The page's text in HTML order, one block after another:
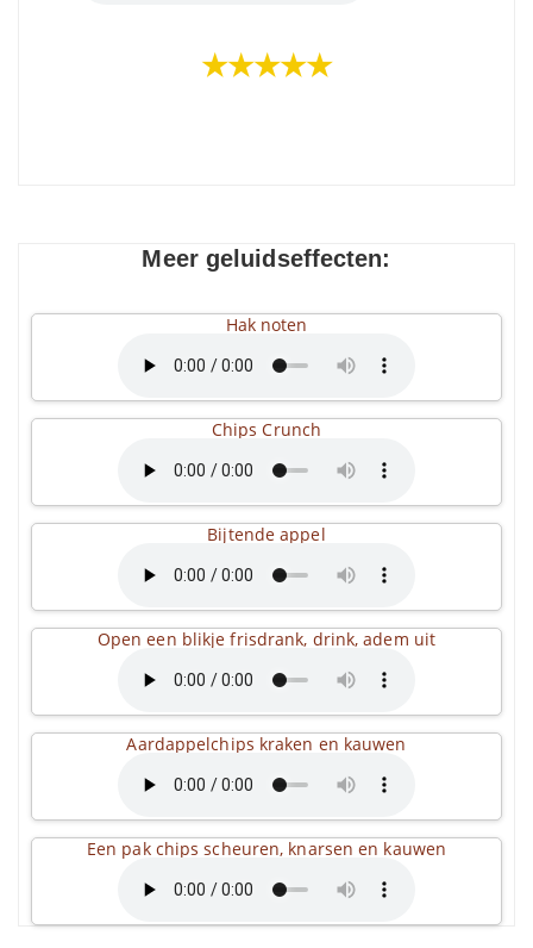
★★★★★
Meer geluidseffecten:
Hak noten
Chips Crunch
Bijtende appel
Open een blikje frisdrank, drink, adem uit
Aardappelchips kraken en kauwen
Een pak chips scheuren, knarsen en kauwen